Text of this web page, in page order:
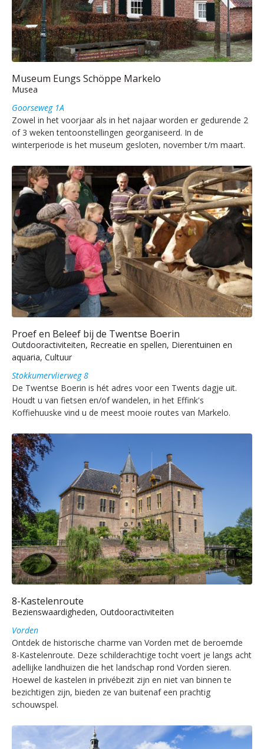
Museum Eungs Schöppe Markelo
Musea
Goorseweg 1A
Zowel in het voorjaar als in het najaar worden er gedurende 2
of 3 weken tentoonstellingen georganiseerd. In de
winterperiode is het museum gesloten, november t/m maart.
Proef en Beleef bij de Twentse Boerin
Outdooractiviteiten, Recreatie en spellen, Dierentuinen en
aquaria, Cultuur
Stokkumervlierweg 8
De Twentse Boerin is hét adres voor een Twents dagje uit.
Houdt u van fietsen en/of wandelen, in het Effink's
Koffiehuuske vind u de meest mooie routes van Markelo.
8-Kastelenroute
Bezienswaardigheden, Outdooractiviteiten
Vorden
Ontdek de historische charme van Vorden met de beroemde
8-Kastelenroute. Deze schilderachtige tocht voert je langs acht
adellijke landhuizen die het landschap rond Vorden sieren.
Hoewel de kastelen in privébezit zijn en niet van binnen te
bezichtigen zijn, bieden ze van buitenaf een prachtig
schouwspel.